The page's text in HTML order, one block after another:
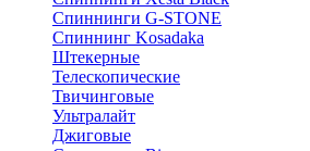
Спиннинги G-STONE
Спиннинг Kosadaka
Штекерные
Телескопические
Твичинговые
Ультралайт
Джиговые